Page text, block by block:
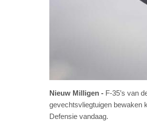
Nieuw Milligen
F-35’s van
gevechtsvliegtuigen bewaken
Defensie vandaag.